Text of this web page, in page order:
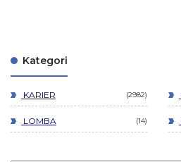
Kategori
KARIER 2982
LOMBA 14